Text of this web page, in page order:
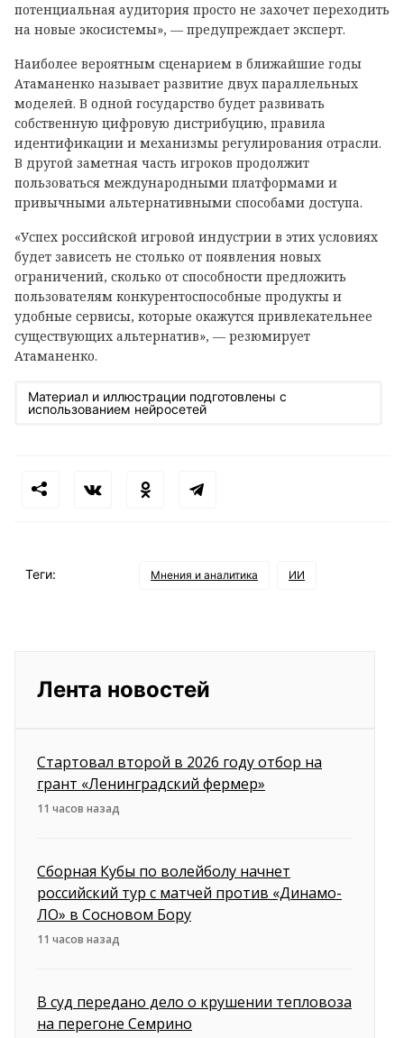
потенциальная аудитория просто не захочет переходить
на новые экосистемы», — предупреждает эксперт.
Наиболее вероятным сценарием в ближайшие годы
Атаманенко называет развитие двух параллельных
моделей. В одной государство будет развивать
собственную цифровую дистрибуцию, правила
идентификации и механизмы регулирования отрасли.
В другой заметная часть игроков продолжит
пользоваться международными платформами и
привычными альтернативными способами доступа.
«Успех российской игровой индустрии в этих условиях
будет зависеть не столько от появления новых
ограничений, сколько от способности предложить
пользователям конкурентоспособные продукты и
удобные сервисы, которые окажутся привлекательнее
существующих альтернатив», — резюмирует
Атаманенко.
Материал и иллюстрации подготовлены с
использованием нейросетей
Теги: Мнения и аналитика ИИ
Лента новостей
Стартовал второй в 2026 году отбор на
грант «Ленинградский фермер»
11 часов назад
Сборная Кубы по волейболу начнет
российский тур с матчей против «Динамо-
ЛО» в Сосновом Бору
11 часов назад
В суд передано дело о крушении тепловоза
на перегоне Семрино